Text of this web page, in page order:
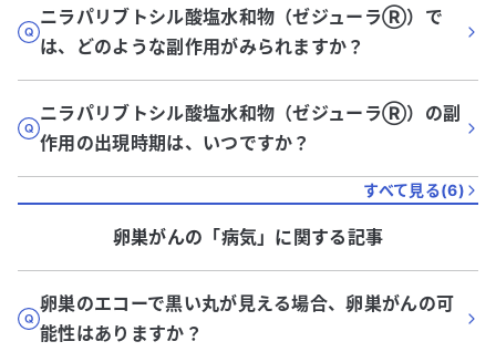
ニラパリブトシル酸塩水和物（ゼジューラⓇ）で
は、どのような副作用がみられますか？
ニラパリブトシル酸塩水和物（ゼジューラⓇ）の副
作用の出現時期は、いつですか？
すべて見る(6)
卵巣がんの「病気」に関する記事
卵巣のエコーで黒い丸が見える場合、卵巣がんの可
能性はありますか？